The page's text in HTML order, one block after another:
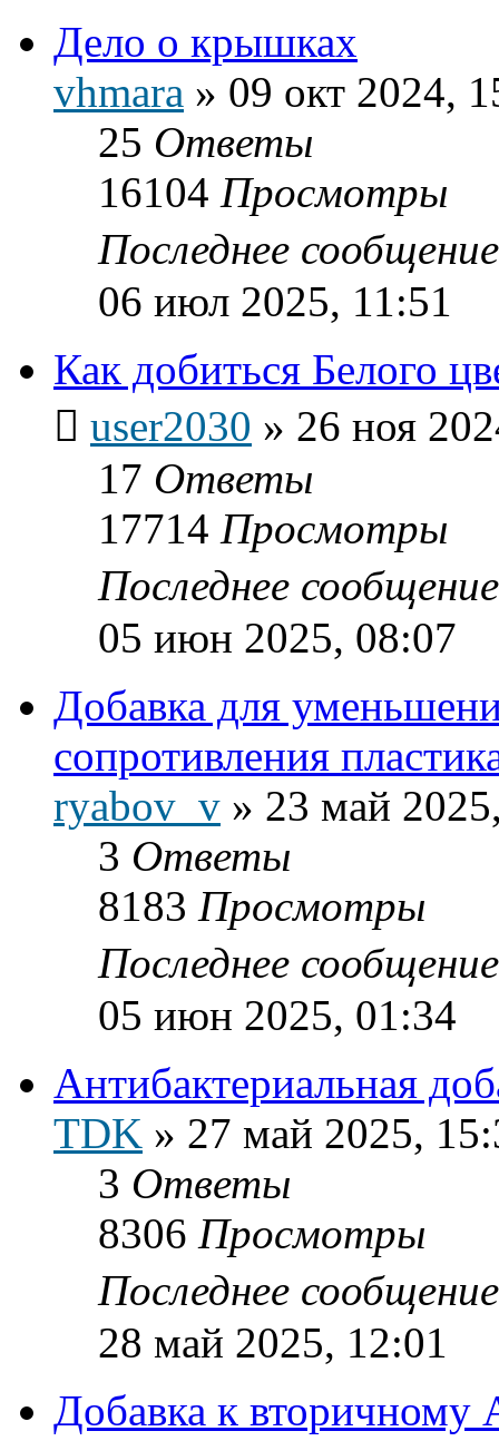
Дело о крышках
vhmara » 09 окт 2024,
25 Ответы
16104 Просмотры
Последнее
06 июл 2025, 11:51
Как добиться Белого
user2030 » 26 ноя
17 Ответы
17714 Просмотры
Последнее
05 июн 2025, 08:07
Добавка для
сопротивления
ryabov_v » 23 май
3 Ответы
8183 Просмотры
Последнее
05 июн 2025, 01:34
Антибактериальная
TDK » 27 май 2025,
3 Ответы
8306 Просмотры
Последнее
28 май 2025, 12:01
Добавка к вторичному